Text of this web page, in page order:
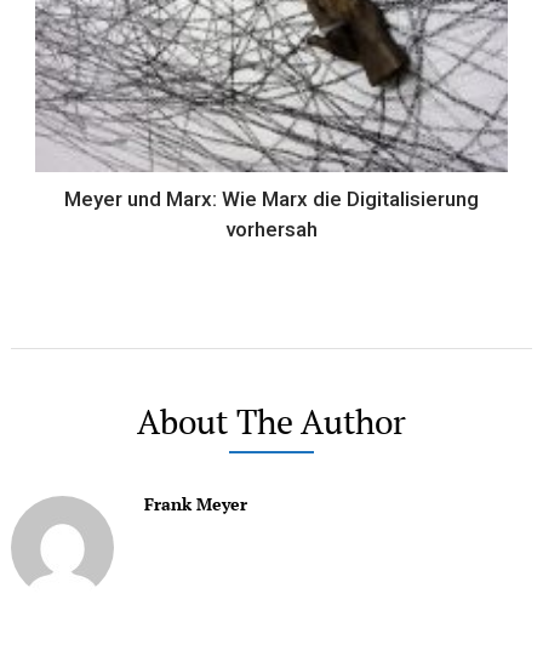
Meyer und Marx: Wie Marx die Digitalisierung
vorhersah
About The Author
Frank Meyer